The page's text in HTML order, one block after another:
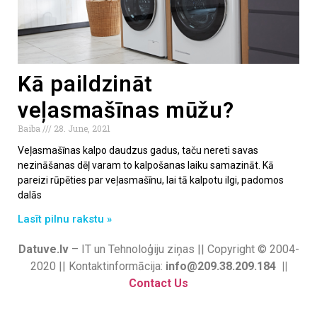
Kā paildzināt
veļasmašīnas mūžu?
Baiba
28. June, 2021
Veļasmašīnas kalpo daudzus gadus, taču nereti savas
nezināšanas dēļ varam to kalpošanas laiku samazināt. Kā
pareizi rūpēties par veļasmašīnu, lai tā kalpotu ilgi, padomos
dalās
Lasīt pilnu rakstu »
Datuve.lv– IT un Tehnoloģiju ziņas || Copyright © 2004-
2020 || Kontaktinformācija: info@209.38.209.184 ||
Contact Us